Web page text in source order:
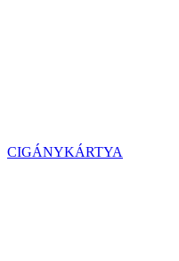
CIGÁNYKÁRTYA